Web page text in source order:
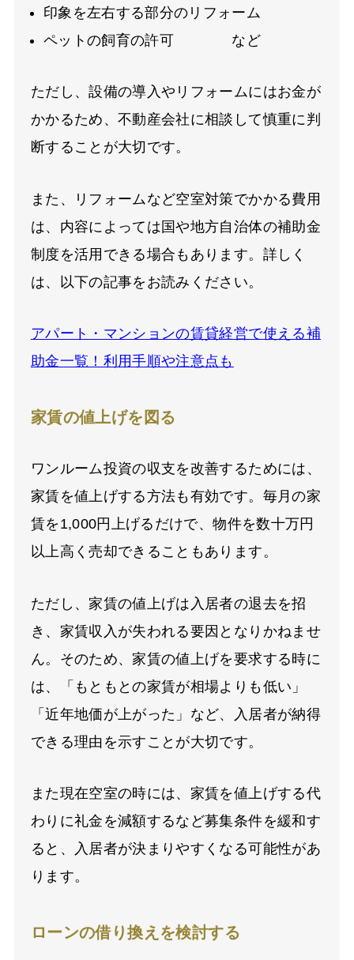
印象を左右する部分のリフォーム
ペットの飼育の許可
など
ただし、設備の導入やリフォームにはお金が
かかるため、不動産会社に相談して慎重に判
断することが大切です。
また、リフォームなど空室対策でかかる費用
は、内容によっては国や地方自治体の補助金
制度を活用できる場合もあります。詳しく
は、以下の記事をお読みください。
アパート・マンションの賃貸経営で使える補
助金一覧！利用手順や注意点も
家賃の値上げを図る
ワンルーム投資の収支を改善するためには、
家賃を値上げする方法も有効です。毎月の家
賃を1,000円上げるだけで、物件を数十万円
以上高く売却できることもあります。
ただし、家賃の値上げは入居者の退去を招
き、家賃収入が失われる要因となりかねませ
ん。そのため、家賃の値上げを要求する時に
は、「もともとの家賃が相場よりも低い」
「近年地価が上がった」など、入居者が納得
できる理由を示すことが大切です。
また現在空室の時には、家賃を値上げする代
わりに礼金を減額するなど募集条件を緩和す
ると、入居者が決まりやすくなる可能性があ
ります。
ローンの借り換えを検討する